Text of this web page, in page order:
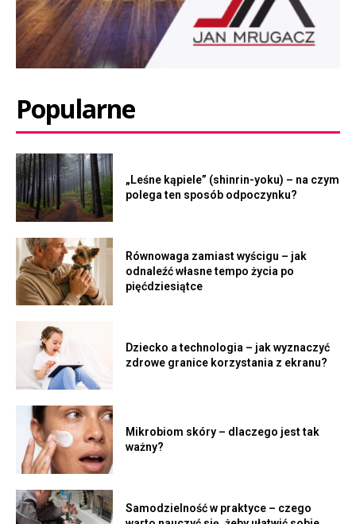
Popularne
„Leśne kąpiele” (shinrin-yoku) – na czym
polega ten sposób odpoczynku?
Równowaga zamiast wyścigu – jak
odnaleźć własne tempo życia po
pięćdziesiątce
Dziecko a technologia – jak wyznaczyć
zdrowe granice korzystania z ekranu?
Mikrobiom skóry – dlaczego jest tak
ważny?
Samodzielność w praktyce – czego